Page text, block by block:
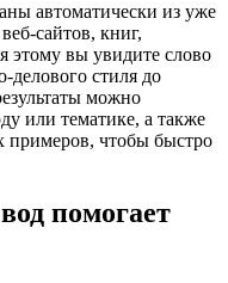
автоматически из уже
сайтов, книг,
этому вы увидите слово
делового стиля до
можно
или тематике, а также
примеров, чтобы быстро
помогает